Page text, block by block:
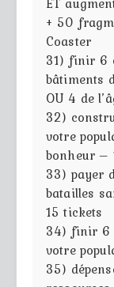
+ 50
Coaster
31) finir 6
bâtiments
OU 4 de
32)
votre
bonheur –
33) payer
batailles
15 tickets
34) finir 6
votre
35)